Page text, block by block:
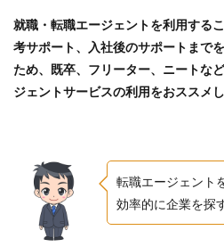
就職・転職エージェントを利用する
考サポート、入社後のサポートまで
ため、既卒、フリーター、ニートな
ジェントサービスの利用をおススメし
転職エージェント
効率的に企業を探